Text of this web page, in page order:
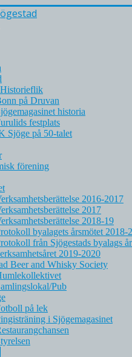
på Druvan
historia
festplats
Sjöge på 50-talet
förening
2016-2017
2017
2018-19
byalagets årsmötet 2018-
från Sjögestads byalags
2019-2020
Beer and Whisky Society
Pub
på lek
i Sjögemagasinet